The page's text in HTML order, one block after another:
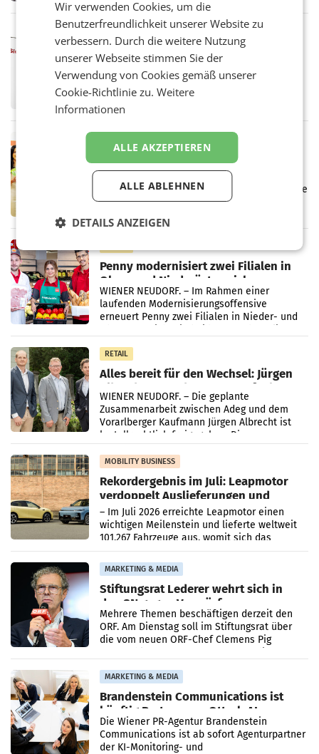
einem Plus von 3,8 Prozent gegenüber dem
Vergleichszeitraum
MARKETING & MEDIA
ProSiebenSat.1 spart und macht
überraschend viel Gewinn
UNTERFÖHRING/MAILAND/AMSTERDAM. Der
Fernsehkonzern ProSiebenSat.1 hat im
wieder Gewinn gemacht und die
Eine Bühne für Zirkularität: ARA und
Müller informieren am POS über
Kreislauffähigkeit
Über den gesamten August hinweg rücken die
Altstoff Recycling Austria AG (ARA) und der
„Kreislauf-Helden“ in allen österreichischen
Penny modernisiert zwei Filialen in
Ober- und Niederösterreich
WIENER NEUDORF. – Im Rahmen einer
laufenden Modernisierungsoffensive
erneuert Penny zwei Filialen in Nieder- und
RETAIL
Alles bereit für den Wechsel: Jürgen
Albrecht setzt ab 1.1.2027 auf Adeg
WIENER NEUDORF. – Die geplante
Zusammenarbeit zwischen Adeg und dem
Vorarlberger Kaufmann Jürgen Albrecht ist
kartellrechtlich freigegeben: Die
Bundeswettbewerbsbehörde und der
Bundeskartellanwalt
MOBILITY BUSINESS
Rekordergebnis im Juli: Leapmotor
verdoppelt Auslieferungen und
überschreitet die 100.000er-Marke
– Im Juli 2026 erreichte Leapmotor einen
wichtigen Meilenstein und lieferte weltweit
101.267 Fahrzeuge aus, womit sich das
Ergebnis gegenüber Juli 2025 mehr als
verdoppelte (+102
MARKETING & MEDIA
Stiftungsrat Lederer wehrt sich in
den SN gegen Vorwürfe
Mehrere Themen beschäftigen derzeit den
ORF. Am Dienstag soll im Stiftungsrat über
die vom neuen ORF-Chef Clemens Pig
MARKETING & MEDIA
Brandenstein Communications ist
künftig Partner von OtterlyAI
Die Wiener PR-Agentur Brandenstein
Communications ist ab sofort Agenturpartner
der KI-Monitoring- und
Wir verwenden Cookies, um die
Benutzerfreundlichkeit unserer Website zu
verbessern. Durch die weitere Nutzung
unserer Webseite stimmen Sie der
Verwendung von Cookies gemäß unserer
Cookie-Richtlinie zu.Weitere
Informationen
ALLE AKZEPTIEREN
ALLE ABLEHNEN
DETAILS ANZEIGEN